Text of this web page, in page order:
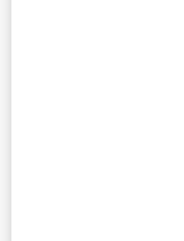
substitutif),
utilisée à fortes
inflammatoire
les
curatives et/ou
plus de 65 ans,
utilisée à fortes
inflammatoire
≥ 3 g par jour)
traitement
douleurs (≥